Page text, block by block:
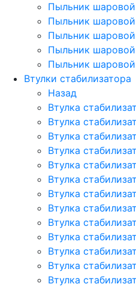
Пыльник
Пыльник
Пыльник
Пыльник
Пыльник
Втулки стабилизатора
Назад
Втулка
Втулка
Втулка
Втулка
Втулка
Втулка
Втулка
Втулка
Втулка
Втулка
Втулка
Втулка
Втулка